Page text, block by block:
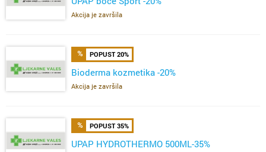
Akcija je završila
POPUST 20%
Bioderma kozmetika -20%
Akcija je završila
POPUST 35%
UPAP HYDROTHERMO 500ML-35%